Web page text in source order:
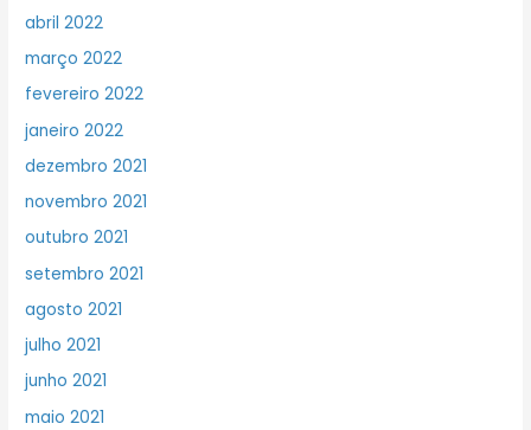
abril 2022
março 2022
fevereiro 2022
janeiro 2022
dezembro 2021
novembro 2021
outubro 2021
setembro 2021
agosto 2021
julho 2021
junho 2021
maio 2021